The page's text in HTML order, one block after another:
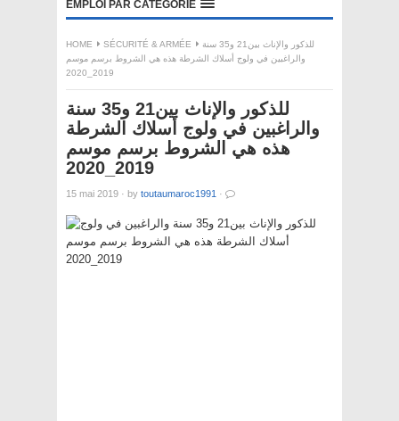
EMPLOI PAR CATEGORIE
HOME SÉCURITÉ & ARMÉE
للذكور والإناث بين21 و35 سنة
والراغبين في ولوج أسلاك الشرطة هذه هي الشروط برسم موسم
2019_2020
للذكور والإناث بين21 و35 سنة
والراغبين في ولوج أسلاك الشرطة
هذه هي الشروط برسم موسم
2019_2020
15 mai 2019 · by toutaumaroc1991 ·